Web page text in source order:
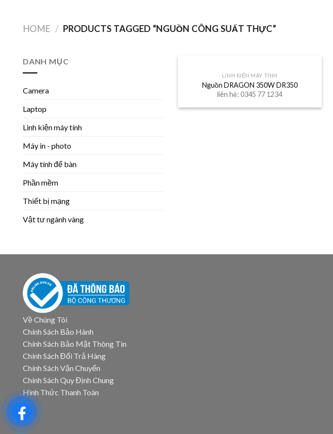
contentHOME / PRODUCTS TAGGED “NGUỒN CÔNG SUẤT THỰC”
DANH MỤC
Camera
Laptop
Linh kiện máy tính
Máy in - photo
Máy tính để bàn
Phần mềm
Thiết bị mạng
Vật tư ngành vàng
LINH KIỆN MÁY TÍNH
Nguồn DRAGON 350W DR350
liên hệ: 0345 77 1234
Về Chúng Tôi
Chính Sách Bảo Hành
Chính Sách Bảo Mật Thông Tin
Chính Sách Đổi Trả Hàng
Chính Sách Vận Chuyển
Chính Sách Quy Định Chung
Hình Thức Thanh Toán